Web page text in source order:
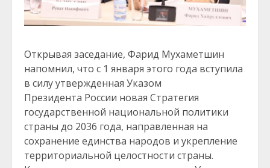
Открывая заседание, Фарид Мухаметшин
напомнил, что с 1 января этого года вступила
в силу утвержденная Указом
Президента России новая Стратегия
государственной национальной политики
страны до 2036 года, направленная на
сохранение единства народов и укрепление
территориальной целостности страны.